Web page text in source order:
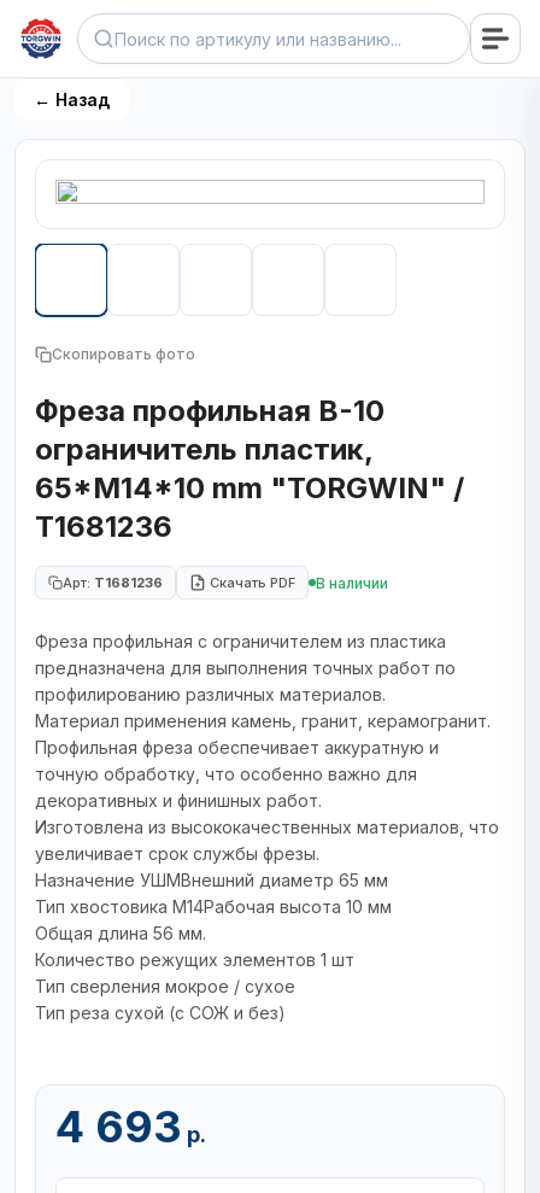
← Назад
Скопировать фото
Фреза профильная B-10
ограничитель пластик,
65*M14*10 mm "TORGWIN" /
T1681236
Арт: T1681236 Скачать PDF В наличии
Фреза профильная с ограничителем из пластика
предназначена для выполнения точных работ по
профилированию различных материалов.
Материал применения камень, гранит, керамогранит.
Профильная фреза обеспечивает аккуратную и
точную обработку, что особенно важно для
декоративных и финишных работ.
Изготовлена из высококачественных материалов, что
увеличивает срок службы фрезы.
Назначение УШМВнешний диаметр 65 мм
Тип хвостовика М14Рабочая высота 10 мм
Общая длина 56 мм.
Количество режущих элементов 1 шт
Тип сверления мокрое / сухое
Тип реза сухой (с СОЖ и без)
4 693 р.